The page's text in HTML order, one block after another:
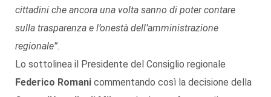
cittadini che ancora una volta sanno di poter contare
sulla trasparenza e l’onestà dell’amministrazione
regionale”.
Lo sottolinea il Presidente del Consiglio regionale
Federico Romani commentando così la decisione della